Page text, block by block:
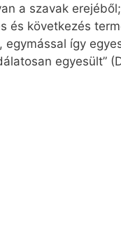
a szavak
következés
így
egyesült”